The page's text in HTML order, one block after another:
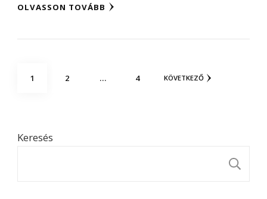
OLVASSON TOVÁBB
Bejegyzések
OLDAL
1 OLDAL
2 … OLDAL
4 KÖVETKEZŐ
Keresés